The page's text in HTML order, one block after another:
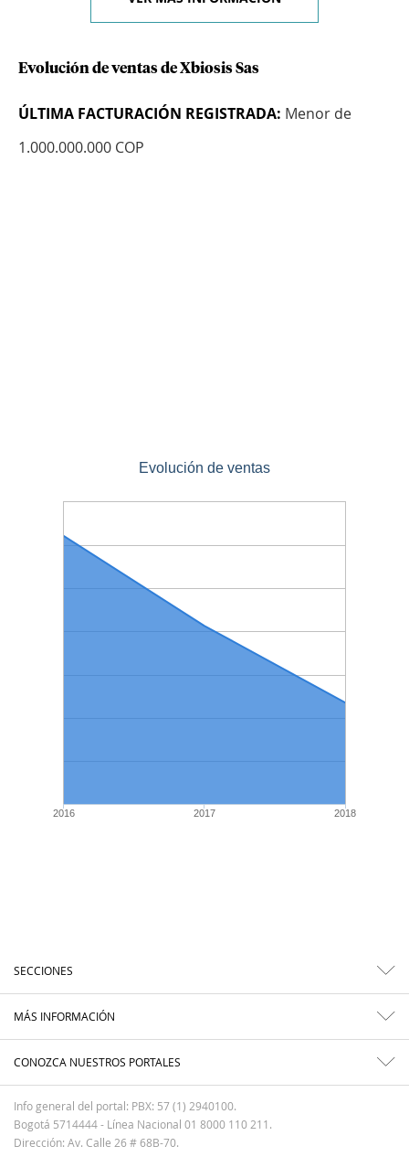
Evolución de ventas de Xbiosis Sas
ÚLTIMA FACTURACIÓN REGISTRADA: Menor de
1.000.000.000 COP
Evolución de ventas
2016 2017 2018
SECCIONES
MÁS INFORMACIÓN
CONOZCA NUESTROS PORTALES
Info general del portal: PBX: 57 (1) 2940100.
Bogotá 5714444 - Línea Nacional 01 8000 110 211.
Dirección: Av. Calle 26 # 68B-70.